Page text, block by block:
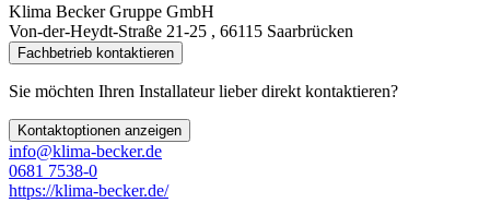
Klima Becker Gruppe GmbH
Von-der-Heydt-Straße 21-25 , 66115 Saarbrücken
Fachbetrieb kontaktieren
Sie möchten Ihren Installateur lieber direkt kontaktieren?
Kontaktoptionen anzeigen
info@klima-becker.de
0681 7538-0
https://klima-becker.de/